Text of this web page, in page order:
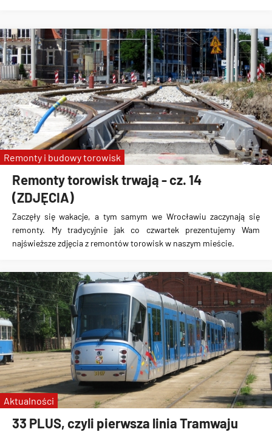
Remonty torowisk trwają - cz. 14
(ZDJĘCIA)
Zaczęły się wakacje, a tym samym we Wrocławiu zaczynają się
remonty. My tradycyjnie jak co czwartek prezentujemy Wam
najświeższe zdjęcia z remontów torowisk w naszym mieście.
Remonty i budowy torowisk
33 PLUS, czyli pierwsza linia Tramwaju
Aktualności